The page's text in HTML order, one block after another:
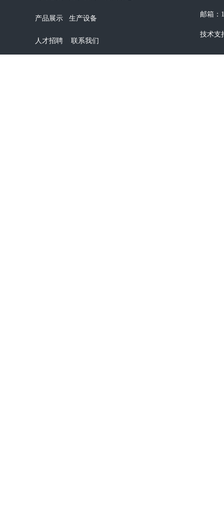
产品展示 生产设备
人才招聘 联系我们
邮箱：
技术支